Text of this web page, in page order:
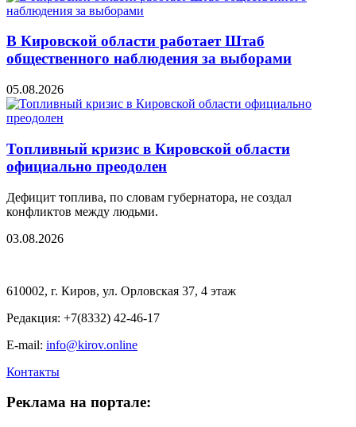
В Кировской области работает Штаб
общественного наблюдения за выборами
05.08.2026
Топливный кризис в Кировской области
официально преодолен
Дефицит топлива, по словам губернатора, не создал
конфликтов между людьми.
03.08.2026
610002, г. Киров, ул. Орловская 37, 4 этаж
Редакция: +7(8332) 42-46-17
E-mail: info@kirov.online
Контакты
Реклама на портале: